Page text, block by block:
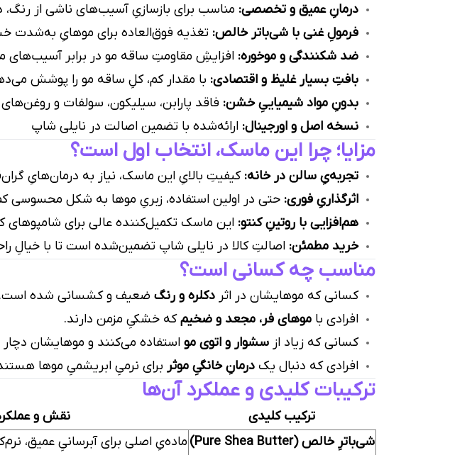
درمانِ عمیق و تخصصی: مناسب برای بازسازیِ آسیب‌های ناشی از رنگ،
فرمولِ غنی با شی‌باتر خالص: تغذیه فوق‌العاده برای موهایِ به‌شدت
ضد شکنندگی و موخوره: افزایشِ مقاومتِ ساقه مو در برابر آسیب‌های
بافتِ بسیار غلیظ و اقتصادی: با مقدار کم، کلِ ساقه مو را پوشش
بدونِ مواد شیمیاییِ خشن: فاقد پارابن، سیلیکون، سولفات و
نسخه اصل و اورجینال: ارائه‌شده با تضمین اصالت در نایلی شاپ
مزایا؛ چرا این ماسک، انتخاب اول است؟
تجربه‌یِ سالن در خانه: کیفیتِ بالایِ این ماسک، نیاز به درمان‌هایِ
اثرگذاریِ فوری: حتی در اولین استفاده، زبریِ موها به شکل محسوسی
هم‌افزایی با روتینِ کنتو: این ماسک تکمیل‌کننده عالی برای شامپوهای
خرید مطمئن: اصالتِ کالا در نایلی شاپ تضمین‌شده است تا با خیالِ
مناسب چه کسانی است؟
کسانی که موهایشان در اثر دکلره و رنگ ضعیف و کشسانی شده است.
افرادی با موهای فر، مجعد و ضخیمکه خشکیِ مزمن دارند.
کسانی که زیاد از سشوار و اتوی مو استفاده می‌کنند و موهایشان
افرادی که دنبال یک درمانِ خانگیِ موثر برای نرمیِ ابریشمیِ موها
ترکیبات کلیدی و عملکرد آن‌ها
ترکیب کلیدی
نقش و
شی‌باترِ خالص (Pure Shea Butter)
ماده‌یِ اصلی برای آبرسانیِ عمیق،